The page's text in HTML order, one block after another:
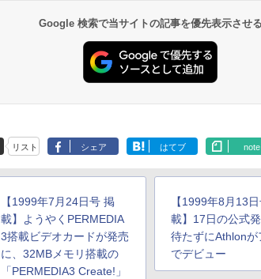
Google 検索で当サイトの記事を優先表示させる
リスト シェア はてブ note
【1999年7月24日号 掲
載】ようやくPERMEDIA
3搭載ビデオカードが発売
に、32MBメモリ搭載の
「PERMEDIA3 Create!」
【1999年8月13
載】17日の公式
待たずにAthlonが
でデビュー